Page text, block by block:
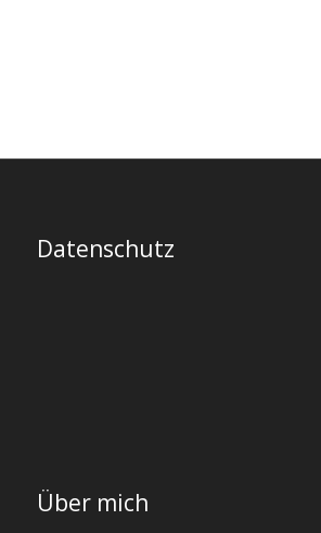
Datenschutz
Über mich